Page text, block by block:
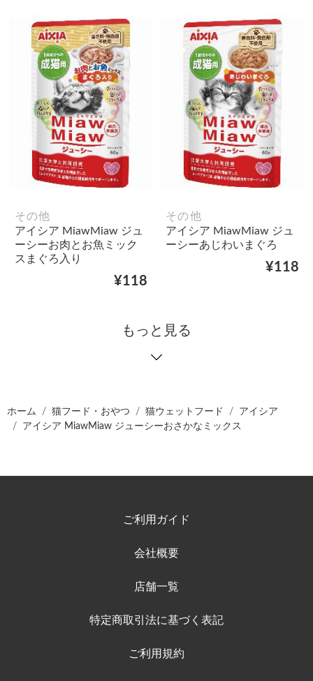
その他
アイシア MiawMiaw ジュ
ーシーお肉とお魚ミック
スまぐろ入り
¥118
その他
アイシア MiawMiaw ジュ
ーシーあじわいまぐろ
¥118
もっと見る
ホーム 猫フード・おやつ 猫ウェットフード
アイシア
アイシア MiawMiaw ジューシーおさかなミックス
ご利用ガイド
会社概要
店舗一覧
特定商取引法に基づく表記
ご利用規約